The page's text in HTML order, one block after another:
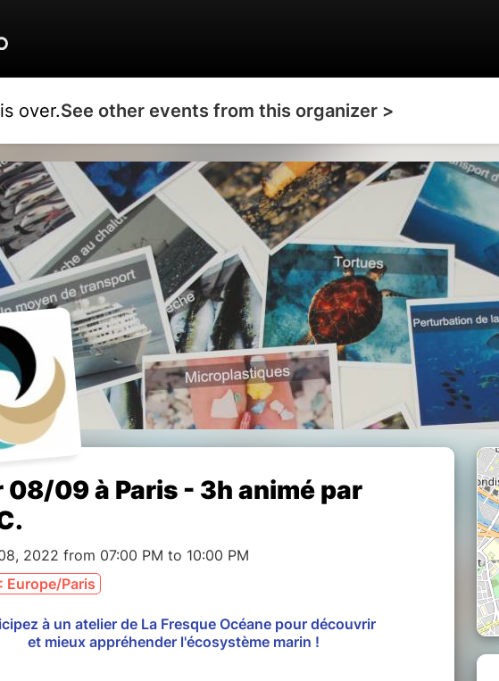
over.See other events from this organizer >
08/09 à Paris - 3h animé par
2022 from 07:00 PM to 10:00 PM
Europe/Paris
à un atelier de La Fresque Océane pour découvrir
et mieux appréhender l'écosystème marin !